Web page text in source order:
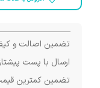
تضمین اصالت و
ارسال با پست
تضمین کمترین